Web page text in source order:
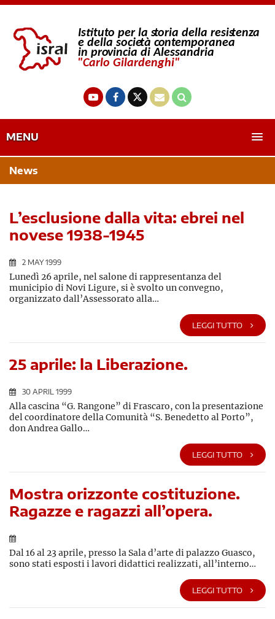
MENU
News
L’esclusione dalla vita: ebrei nel
novese 1938-1945
2 MAY 1999
Lunedì 26 aprile, nel salone di rappresentanza del
municipio di Novi Ligure, si è svolto un convegno,
organizzato dall’Assessorato alla…
LEGGI TUTTO
25 aprile: la Liberazione.
30 APRIL 1999
Alla cascina “G. Rangone” di Frascaro, con la presentazione
del coordinatore della Comunità “S. Benedetto al Porto”,
don Andrea Gallo…
LEGGI TUTTO
Mostra orizzonte costituzione.
Ragazze e ragazzi all’opera.
Dal 16 al 23 aprile, presso la Sala d’arte di palazzo Guasco,
sono stati esposti i lavori didattici realizzati, all’interno…
LEGGI TUTTO